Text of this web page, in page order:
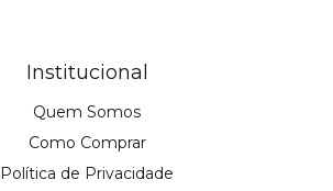
Institucional
Quem Somos
Como Comprar
Política de Privacidade